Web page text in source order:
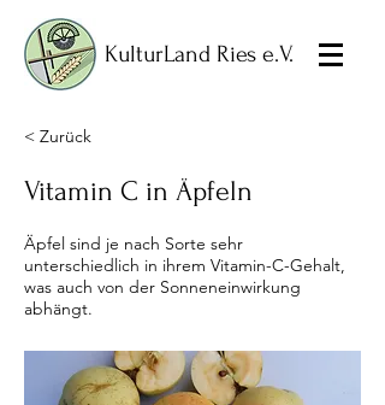
KulturLand Ries e.V.
< Zurück
Vitamin C in Äpfeln
Äpfel sind je nach Sorte sehr
unterschiedlich in ihrem Vitamin-C-Gehalt,
was auch von der Sonneneinwirkung
abhängt.